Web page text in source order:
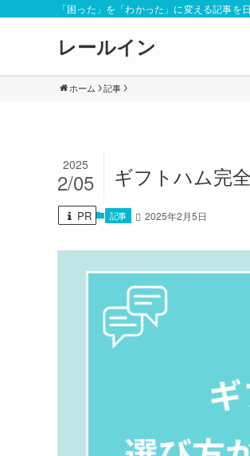
「困った」を「わかった」に変える記事を
レールイン
ホーム 記事
ギフトハム完
2025
2/05
PR 記事 2025年2月5日